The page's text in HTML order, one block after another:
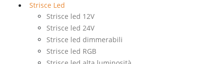
Strisce Led
Strisce led 12V
Strisce led 24V
Strisce led dimmerabili
Strisce led RGB